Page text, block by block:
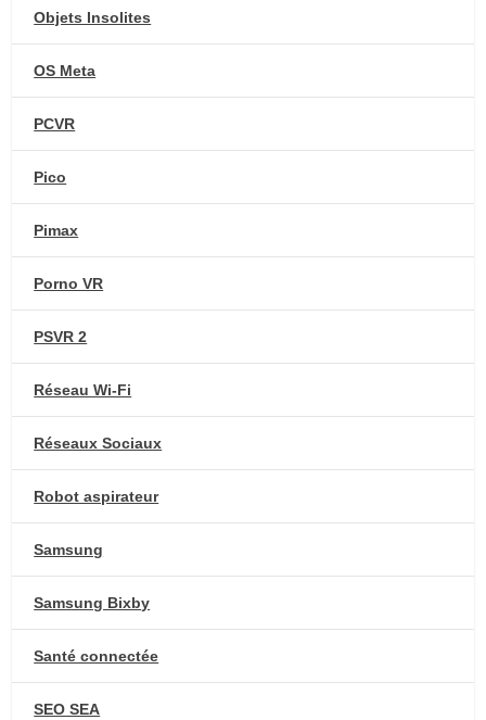
Objets Insolites
OS Meta
PCVR
Pico
Pimax
Porno VR
PSVR 2
Réseau Wi-Fi
Réseaux Sociaux
Robot aspirateur
Samsung
Samsung Bixby
Santé connectée
SEO SEA